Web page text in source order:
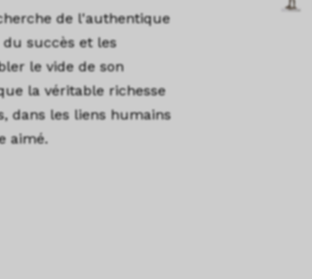
de l'authentique
succès et les
le vide de son
la véritable richesse
dans les liens humains
aimé.